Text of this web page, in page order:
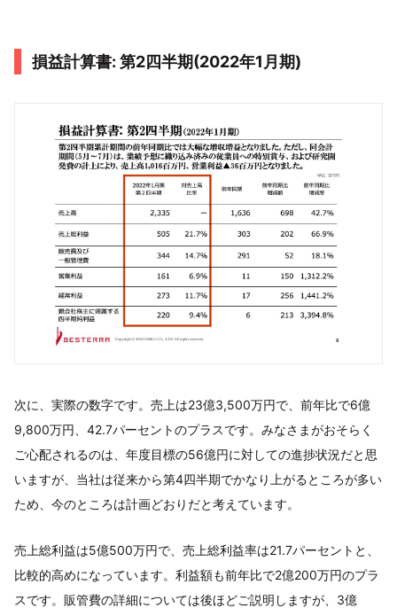
損益計算書: 第2四半期(2022年1月期)
次に、実際の数字です。売上は23億3,500万円で、前年比で6億
9,800万円、42.7パーセントのプラスです。みなさまがおそらく
ご心配されるのは、年度目標の56億円に対しての進捗状況だと思
いますが、当社は従来から第4四半期でかなり上がるところが多い
ため、今のところは計画どおりだと考えています。
売上総利益は5億500万円で、売上総利益率は21.7パーセントと、
比較的高めになっています。利益額も前年比で2億200万円のプラ
スです。販管費の詳細については後ほどご説明しますが、3億